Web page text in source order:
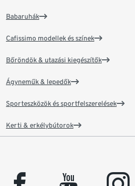
Babaruhák
Cafissimo modellek és színek
Bőröndök & utazási kiegészítők
Ágyneműk & lepedők
Sporteszközök és sportfelszerelések
Kerti & erkélybútorok